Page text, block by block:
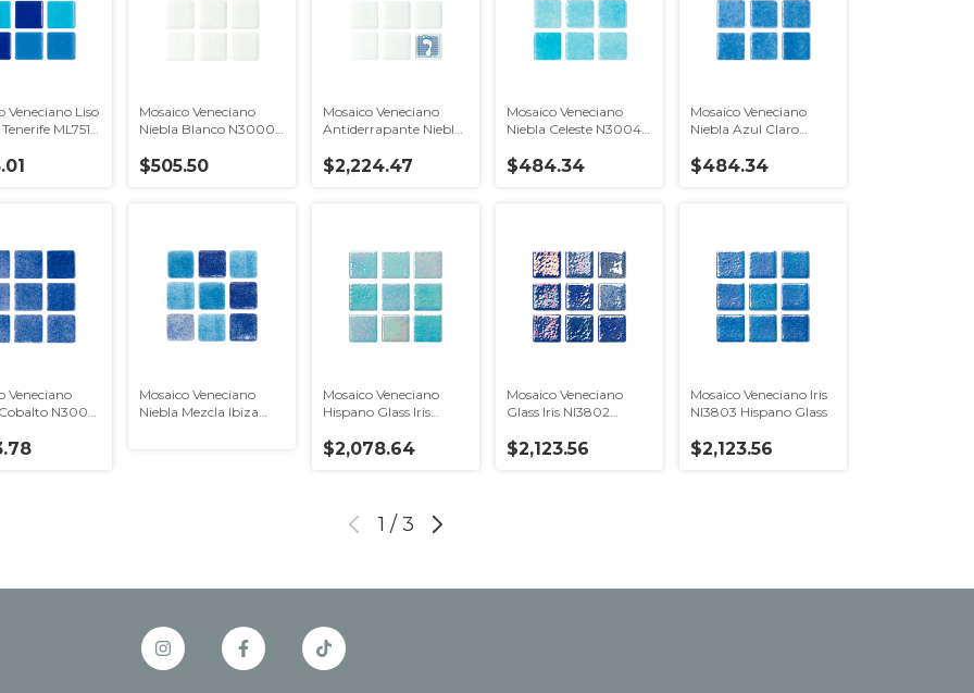
Veneciano Liso
ML7518
Mosaico Veneciano
Niebla Blanco N3000
$505.50
Mosaico Veneciano
Antiderrapante Niebla
Hispano Glass
$2,224.47
Mosaico Veneciano
Niebla Celeste N3004
$484.34
Mosaico Veneciano
Niebla Azul Claro
$484.34
Veneciano
N3002
Mosaico Veneciano
Niebla Mezcla Ibiza
Mosaico Veneciano
Hispano Glass Iris
$2,078.64
Mosaico Veneciano
Glass Iris NI3802
$2,123.56
Mosaico Veneciano Iris
NI3803 Hispano Glass
$2,123.56
1 / 3